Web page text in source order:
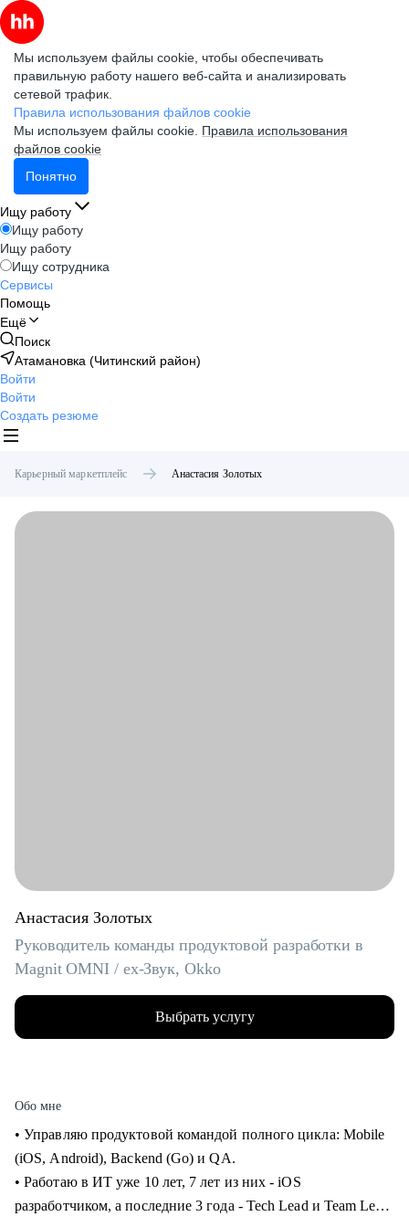
Мы используем файлы cookie, чтобы обеспечивать
правильную работу нашего веб-сайта и анализировать
сетевой трафик.
Правила использования файлов cookie
Мы используем файлы cookie. Правила использования
файлов cookie
Понятно
Ищу работу
Ищу работу
Ищу работу
Ищу сотрудника
Сервисы
Помощь
Ещё
Поиск
Атамановка (Читинский район)
Войти
Войти
Создать резюме
Карьерный маркетплейс Анастасия Золотых
Анастасия Золотых
Руководитель команды продуктовой разработки в
Magnit OMNI / ex-Звук, Okko
Выбрать услугу
Обо мне
• Управляю продуктовой командой полного цикла: Mobile
(iOS, Android), Backend (Go) и QA.
• Работаю в ИТ уже 10 лет, 7 лет из них - iOS
разработчиком, а последние 3 года - Tech Lead и Team Lead.